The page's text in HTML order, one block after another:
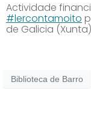
Actividade
#lercontamoito
de Galicia
Biblioteca de Barro